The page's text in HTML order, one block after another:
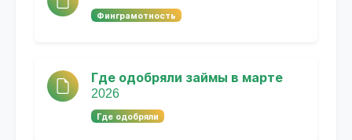
Финграмотность
Где одобряли займы в марте
2026
Где одобряли